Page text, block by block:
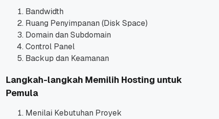
Bandwidth
Ruang Penyimpanan (Disk Space)
Domain dan Subdomain
Control Panel
Backup dan Keamanan
Langkah-langkah Memilih Hosting untuk
Pemula
Menilai Kebutuhan Proyek